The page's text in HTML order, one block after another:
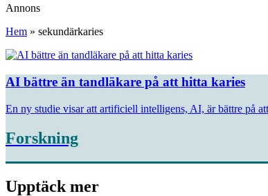
Annons
Hem » sekundärkaries
AI bättre än tandläkare på att hitta karies
En ny studie visar att artificiell intelligens, AI, är bättre på
Forskning
Upptäck mer